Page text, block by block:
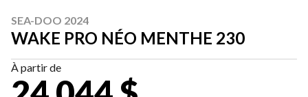
SEA-DOO 2024
WAKE PRO NÉO MENTHE 230
À partir de